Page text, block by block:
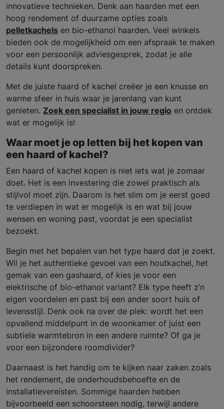
innovatieve technieken. Denk aan haarden met een
hoog rendement of duurzame opties zoals
pelletkachels en bio-ethanol haarden. Veel winkels
bieden ook de mogelijkheid om een afspraak te maken
voor een persoonlijk adviesgesprek, zodat je alle
details kunt doorspreken.
Met de juiste haard of kachel creëer je een knusse en
warme sfeer in huis waar je jarenlang van kunt
genieten. Zoek een specialist in jouw regio en ontdek
wat er mogelijk is!
Waar moet je op letten bij het kopen van
een haard of kachel?
Een haard of kachel kopen is niet iets wat je zomaar
doet. Het is een investering die zowel praktisch als
stijlvol moet zijn. Daarom is het slim om je eerst goed
te verdiepen in wat er mogelijk is en wat bij jouw
wensen en woning past, voordat je een specialist
bezoekt.
Begin met het bepalen van het type haard dat je zoekt.
Wil je het authentieke gevoel van een houtkachel, het
gemak van een gashaard, of kies je voor een
elektrische of bio-ethanol variant? Elk type heeft z’n
eigen voordelen en past bij een ander soort huis of
levensstijl. Denk ook na over de plek: wordt het een
opvallend middelpunt in de woonkamer of juist een
subtiele warmtebron in een andere ruimte? Of ga je
voor een bijzondere roomdivider?
Daarnaast is het handig om te kijken naar zaken zoals
het rendement, de onderhoudsbehoefte en de
installatievereisten. Sommige haarden hebben
bijvoorbeeld een schoorsteen nodig, terwijl andere